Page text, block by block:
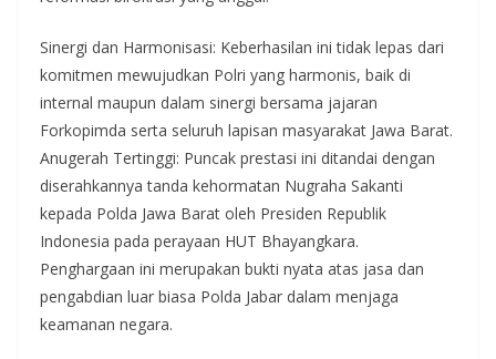
Sinergi dan Harmonisasi: Keberhasilan ini tidak lepas dari
komitmen mewujudkan Polri yang harmonis, baik di
internal maupun dalam sinergi bersama jajaran
Forkopimda serta seluruh lapisan masyarakat Jawa Barat.
Anugerah Tertinggi: Puncak prestasi ini ditandai dengan
diserahkannya tanda kehormatan Nugraha Sakanti
kepada Polda Jawa Barat oleh Presiden Republik
Indonesia pada perayaan HUT Bhayangkara.
Penghargaan ini merupakan bukti nyata atas jasa dan
pengabdian luar biasa Polda Jabar dalam menjaga
keamanan negara.